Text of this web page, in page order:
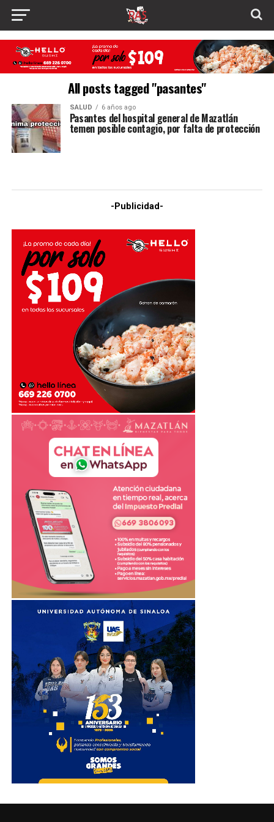
All posts tagged "pasantes"
SALUD 6 años ago
Pasantes del hospital general de Mazatlán
temen posible contagio, por falta de protección
-Publicidad-